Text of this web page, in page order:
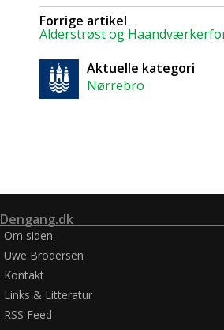
Forrige artikel
Alderstrøst og
Aktuelle kategori
Nørrebro
Dengang.dk
Om siden
Uwe Brodersen
Kontakt
Links & Litteratur
RSS Feed